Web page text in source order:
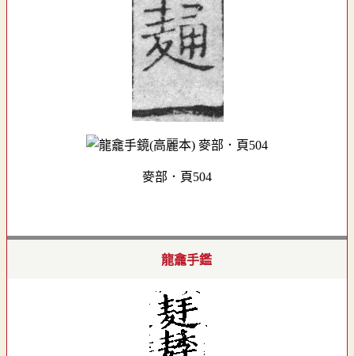
麥部．頁504
龍龕手鑑